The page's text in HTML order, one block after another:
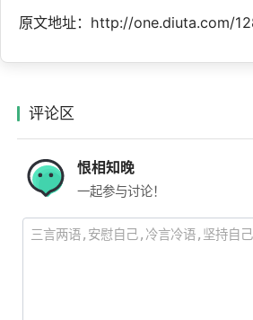
原文地址：http://one.diuta.com/
评论区
恨相知晚
一起参与讨论！